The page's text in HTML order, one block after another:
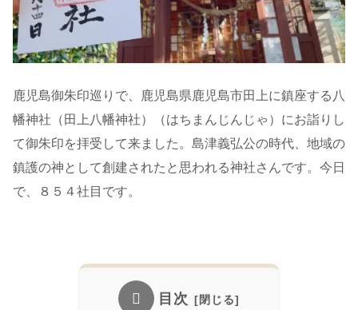
鹿児島御朱印巡りで、鹿児島県鹿児島市田上に鎮座する八
幡神社（田上八幡神社）（はちまんじんじゃ）にお詣りし
て御朱印を拝受して来ました。島津義弘公の時代、地域の
鎮護の神として創建されたと思われる神社さんです。今日
で、８５４社目です。
目次